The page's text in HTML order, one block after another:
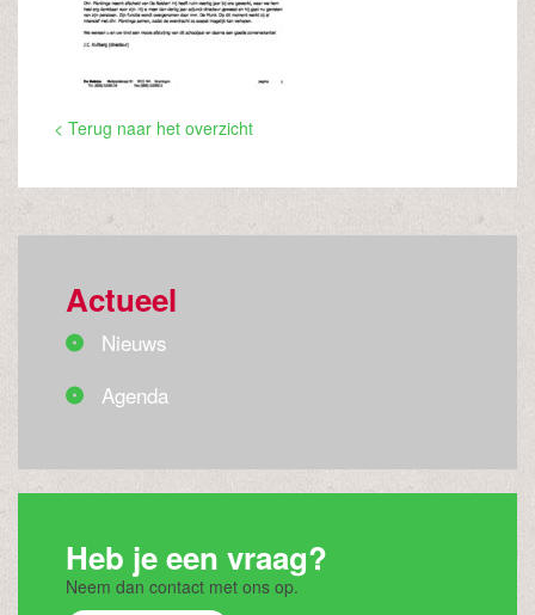
< Terug naar het overzicht
Actueel
Nieuws
Agenda
Heb je een vraag?
Neem dan contact met ons op.